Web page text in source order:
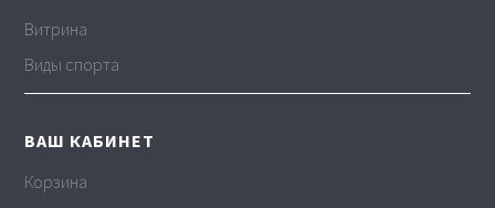
Витрина
Виды спорта
ВАШ КАБИНЕТ
Корзина